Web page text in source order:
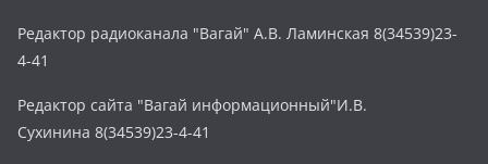
Редактор радиоканала "Вагай" А.В. Ламинская 8(34539)23-
4-41
Редактор сайта "Вагай информационный"И.В.
Сухинина 8(34539)23-4-41